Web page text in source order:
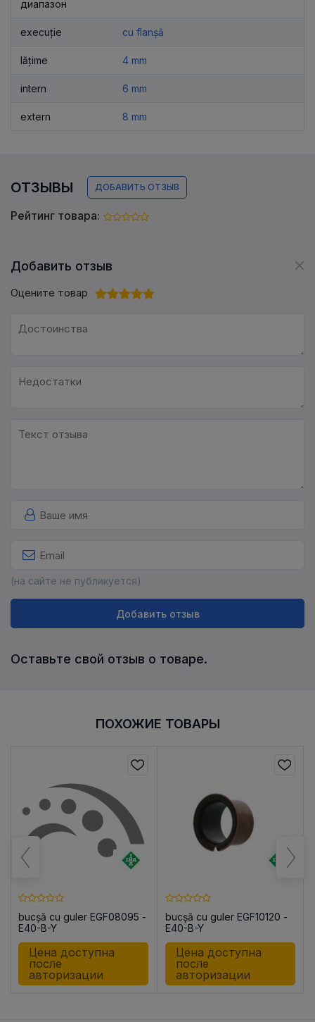
диапазон
execuție cu flanșă
lățime 4 mm
intern 6 mm
extern 8 mm
ОТЗЫВЫ ДОБАВИТЬ ОТЗЫВ
Рейтинг товара:
Добавить отзыв
Оцените товар
(на сайте не публикуется)
Добавить отзыв
Оставьте свой отзыв о товаре.
ПОХОЖИЕ ТОВАРЫ
bucșă cu guler EGF08095 -
E40-B-Y
Цена доступна
после
авторизации
bucșă cu guler EGF10120 -
E40-B-Y
Цена доступна
после
авторизации